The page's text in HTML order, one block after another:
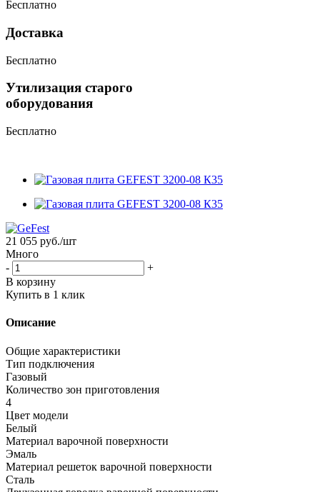
Бесплатно
Доставка
Бесплатно
Утилизация старого
оборудования
Бесплатно
21 055 руб./шт
Много
-
+
В корзину
Купить в 1 клик
Описание
Общие характеристики
Тип подключения
Газовый
Количество зон приготовления
4
Цвет модели
Белый
Материал варочной поверхности
Эмаль
Материал решеток варочной поверхности
Сталь